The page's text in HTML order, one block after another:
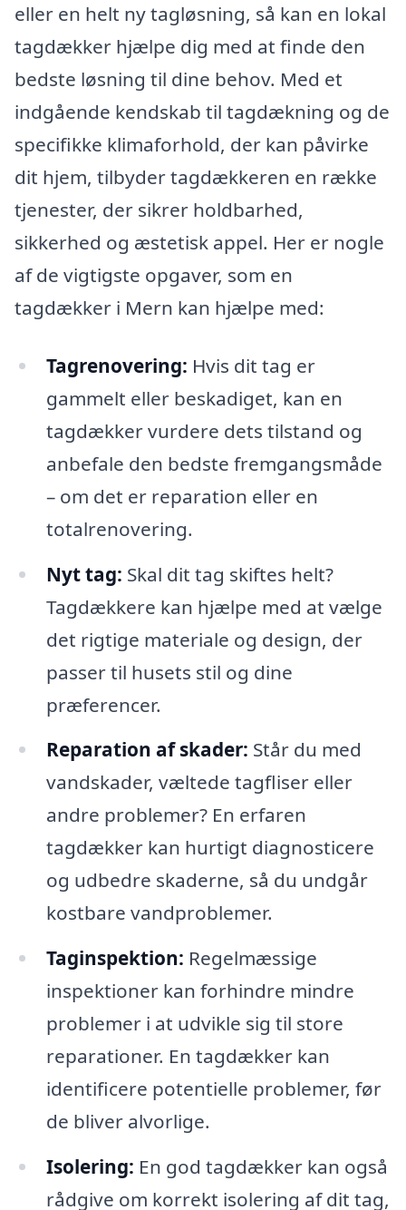
eller en helt ny tagløsning, så kan en lokal
tagdækker hjælpe dig med at finde den
bedste løsning til dine behov. Med et
indgående kendskab til tagdækning og de
specifikke klimaforhold, der kan påvirke
dit hjem, tilbyder tagdækkeren en række
tjenester, der sikrer holdbarhed,
sikkerhed og æstetisk appel. Her er nogle
af de vigtigste opgaver, som en
tagdækker i Mern kan hjælpe med:
Tagrenovering: Hvis dit tag er
gammelt eller beskadiget, kan en
tagdækker vurdere dets tilstand og
anbefale den bedste fremgangsmåde
– om det er reparation eller en
totalrenovering.
Nyt tag: Skal dit tag skiftes helt?
Tagdækkere kan hjælpe med at vælge
det rigtige materiale og design, der
passer til husets stil og dine
præferencer.
Reparation af skader: Står du med
vandskader, væltede tagfliser eller
andre problemer? En erfaren
tagdækker kan hurtigt diagnosticere
og udbedre skaderne, så du undgår
kostbare vandproblemer.
Taginspektion: Regelmæssige
inspektioner kan forhindre mindre
problemer i at udvikle sig til store
reparationer. En tagdækker kan
identificere potentielle problemer, før
de bliver alvorlige.
Isolering: En god tagdækker kan også
rådgive om korrekt isolering af dit tag,